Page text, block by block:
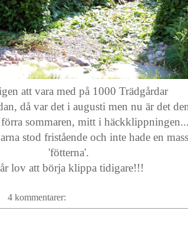
att vara med på 1000 Trädgårdar
då var det i augusti men nu är det
sommaren, mitt i
stod fristående och inte hade en
'fötterna'.
lov att börja klippa tidigare!!!
4 kommentarer: